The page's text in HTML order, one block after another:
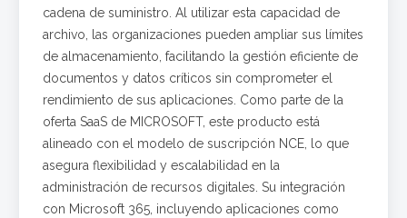
cadena de suministro. Al utilizar esta capacidad de
archivo, las organizaciones pueden ampliar sus límites
de almacenamiento, facilitando la gestión eficiente de
documentos y datos críticos sin comprometer el
rendimiento de sus aplicaciones. Como parte de la
oferta SaaS de MICROSOFT, este producto está
alineado con el modelo de suscripción NCE, lo que
asegura flexibilidad y escalabilidad en la
administración de recursos digitales. Su integración
con Microsoft 365, incluyendo aplicaciones como